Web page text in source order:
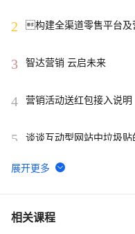
2 构建全渠道零售平台及
3 智达营销 云启未来
4 营销活动送红包接入说明
5 谈谈互动型网站中垃圾
6 开源电子邮件营销平台
7 微信小程序 | 一文总结全
相关课程